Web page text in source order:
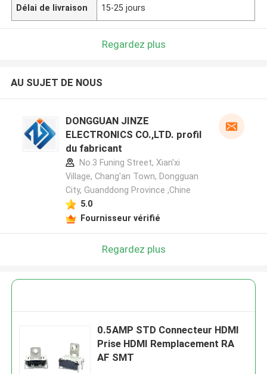
Délai de livraison 15-25 jours
Regardez plus
AU SUJET DE NOUS
DONGGUAN JINZE
ELECTRONICS CO.,LTD. profil
du fabricant
No.3 Funing Street, Xian'xi
Village, Chang'an Town, Dongguan
City, Guanddong Province ,Chine
5.0
Fournisseur vérifié
Regardez plus
0.5AMP STD Connecteur HDMI
Prise HDMI Remplacement RA
AF SMT